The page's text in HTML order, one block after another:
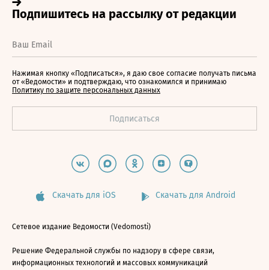
Нажимая кнопку «Подписаться», я даю свое согласие получать письма
от «Ведомости» и подтверждаю, что ознакомился и принимаю
Политику по защите персональных данных
Скачать для iOS Скачать для Android
Сетевое издание Ведомости (Vedomosti)
Решение Федеральной службы по надзору в сфере связи,
информационных технологий и массовых коммуникаций